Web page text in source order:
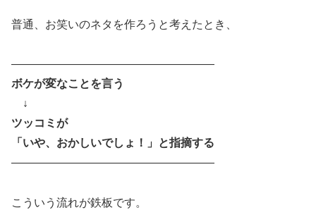
普通、お笑いのネタを作ろうと考えたとき、
――――――――――――――――――
ボケが変なことを言う
↓
ツッコミが
「いや、おかしいでしょ！」と指摘する
――――――――――――――――――
こういう流れが鉄板です。